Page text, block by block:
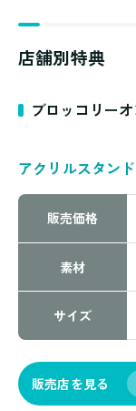
店舗別特典
ブロッコリー
アクリルスタン
販売価格
素材
サイズ
販売店を見る